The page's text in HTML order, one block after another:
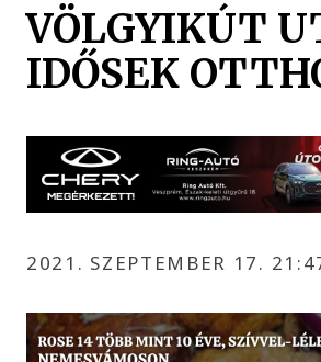
VÖLGYIKÚT
IDŐSEK
2021. SZEPTEMBER 17.